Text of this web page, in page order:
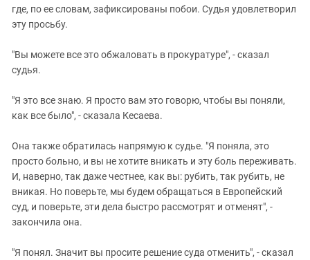
где, по ее словам, зафиксированы побои. Судья удовлетворил
эту просьбу.
"Вы можете все это обжаловать в прокуратуре", - сказал
судья.
"Я это все знаю. Я просто вам это говорю, чтобы вы поняли,
как все было", - сказала Кесаева.
Она также обратилась напрямую к судье. "Я поняла, это
просто больно, и вы не хотите вникать и эту боль переживать.
И, наверно, так даже честнее, как вы: рубить, так рубить, не
вникая. Но поверьте, мы будем обращаться в Европейский
суд, и поверьте, эти дела быстро рассмотрят и отменят", -
закончила она.
"Я понял. Значит вы просите решение суда отменить", - сказал